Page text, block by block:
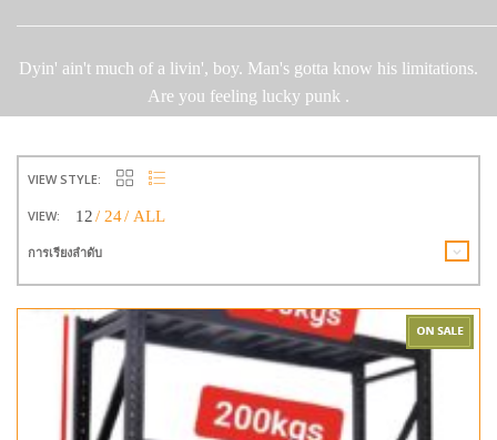
Dyin' ain't much of a livin', boy. Man's gotta know his limitations.
Are you feeling lucky punk .
VIEW STYLE:
VIEW: 12 24 ALL
การเรียงลำดับ